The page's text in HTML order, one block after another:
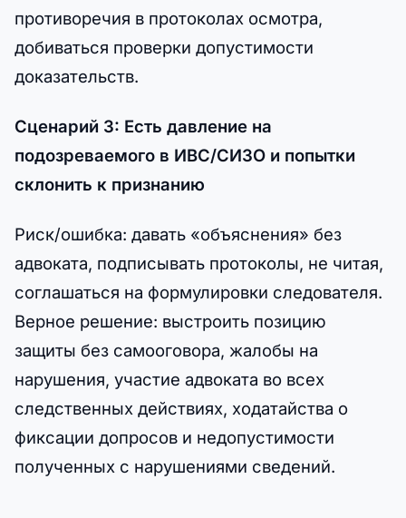
противоречия в протоколах осмотра,
добиваться проверки допустимости
доказательств.
Сценарий 3: Есть давление на
подозреваемого в ИВС/СИЗО и попытки
склонить к признанию
Риск/ошибка: давать «объяснения» без
адвоката, подписывать протоколы, не читая,
соглашаться на формулировки следователя.
Верное решение: выстроить позицию
защиты без самооговора, жалобы на
нарушения, участие адвоката во всех
следственных действиях, ходатайства о
фиксации допросов и недопустимости
полученных с нарушениями сведений.